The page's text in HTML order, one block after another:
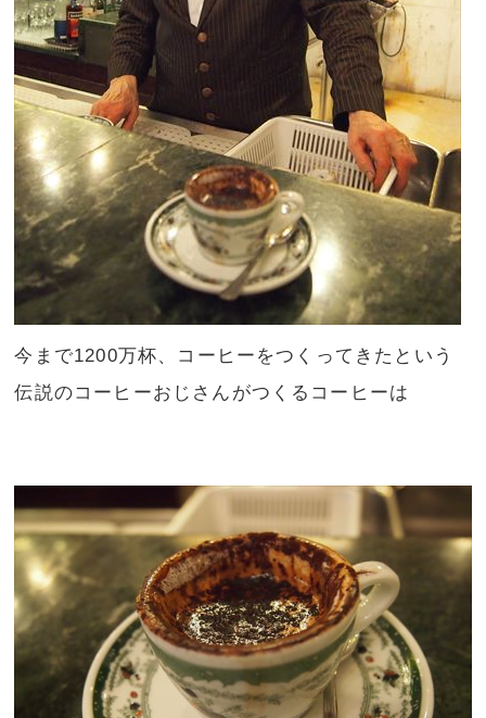
今まで1200万杯、コーヒーをつくってきたという
伝説のコーヒーおじさんがつくるコーヒーは